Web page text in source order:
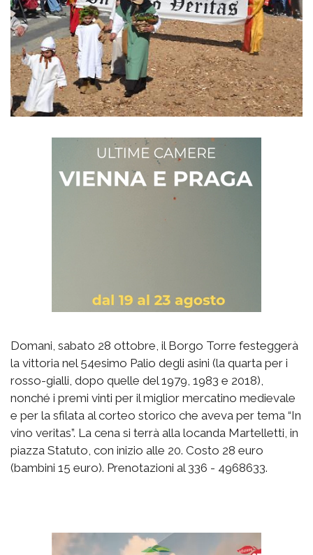
Domani, sabato 28 ottobre, il Borgo Torre festeggerà
la vittoria nel 54esimo Palio degli asini (la quarta per i
rosso-gialli, dopo quelle del 1979, 1983 e 2018),
nonché i premi vinti per il miglior mercatino medievale
e per la sfilata al corteo storico che aveva per tema “In
vino veritas”. La cena si terrà alla locanda Martelletti, in
piazza Statuto, con inizio alle 20. Costo 28 euro
(bambini 15 euro). Prenotazioni al 336 - 4968633.